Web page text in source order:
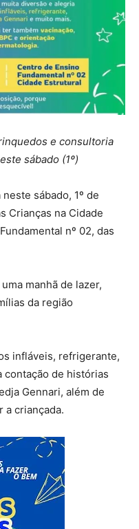
e consultoria
sábado (1º)
sábado, 1º de
Crianças na Cidade
nº 02, das
manhã de lazer,
da região
infláveis, refrigerante,
contação de histórias
Gennari, além de
a criançada.